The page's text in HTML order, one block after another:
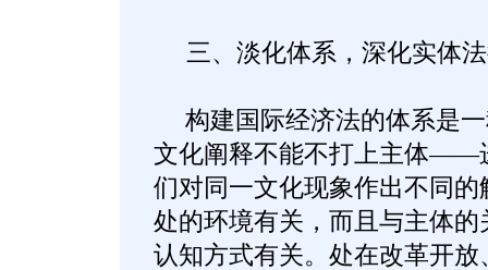
三、淡化体系，深化实体
构建国际经济法的体系是一
文化阐释不能不打上主体——
们对同一文化现象作出不同
处的环境有关，而且与主体
认知方式有关。处在改革开